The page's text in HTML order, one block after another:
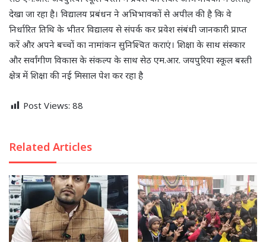
देखा जा रहा है। विद्यालय प्रबंधन ने अभिभावकों से अपील की है कि वे
निर्धारित तिथि के भीतर विद्यालय से संपर्क कर प्रवेश संबंधी जानकारी प्राप्त
करें और अपने बच्चों का नामांकन सुनिश्चित कराएं। शिक्षा के साथ संस्कार
और सर्वांगीण विकास के संकल्प के साथ सेठ एम.आर. जयपुरिया स्कूल बस्ती
क्षेत्र में शिक्षा की नई मिसाल पेश कर रहा है
Post Views: 88
Related Articles